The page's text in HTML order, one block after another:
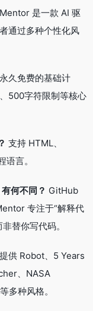
是一款 AI 驱
通过多种个性化风
久免费的基础计
500字符限制等核心
支持 HTML、
语言。
何不同？ GitHub
专注于“解释代
替你写代码。
提供 Robot、5 Years
、NASA
多种风格。